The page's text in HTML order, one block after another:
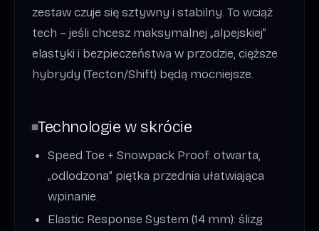
zestaw czuje się sztywny i stabilny. To wciąż
tech – jeśli chcesz maksymalnej „alpejskiej”
elastyki i bezpieczeństwa w przodzie, cięższe
hybrydy (Tecton/Shift) będą mocniejsze.
Technologie w skrócie
Speed Toe + Snowpack Proof: otwarta,
„odlodzona” piętka przednia ułatwiająca
wpinanie.
Elastic Response System (14 mm): ślizg